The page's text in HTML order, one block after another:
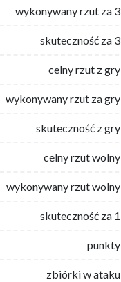
wykonywany rzut za 3
skuteczność za 3
celny rzut z gry
wykonywany rzut za gry
skuteczność z gry
celny rzut wolny
wykonywany rzut wolny
skuteczność za 1
punkty
zbiórki w ataku
wykonywany rzut za 3
skuteczność za 3
celny rzut z gry
wykonywany rzut za gry
skuteczność z gry
celny rzut wolny
wykonywany rzut wolny
skuteczność za 1
punkty
zbiórki w ataku